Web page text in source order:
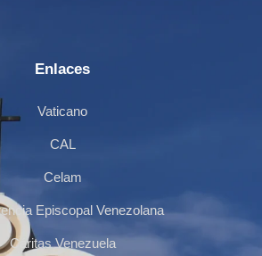
Enlaces
Vaticano
CAL
Celam
Episcopal Venezolana
Cáritas Venezuela